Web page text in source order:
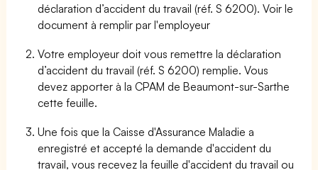
déclaration d’accident du travail (réf. S 6200). Voir le
document à remplir par l'employeur
Votre employeur doit vous remettre la déclaration
d’accident du travail (réf. S 6200) remplie. Vous
devez apporter à la CPAM de Beaumont-sur-Sarthe
cette feuille.
Une fois que la Caisse d'Assurance Maladie a
enregistré et accepté la demande d'accident du
travail, vous recevez la feuille d'accident du travail ou